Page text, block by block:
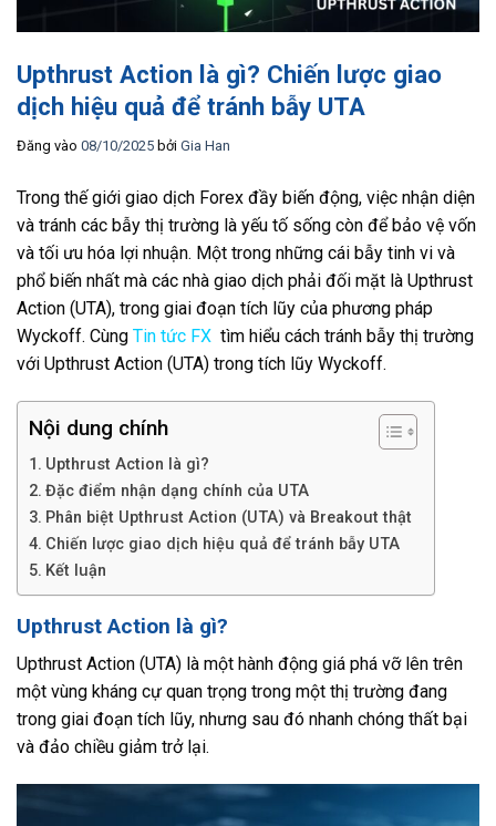
Upthrust Action là gì? Chiến lược giao
dịch hiệu quả để tránh bẫy UTA
Đăng vào 08/10/2025 bởi Gia Han
Trong thế giới giao dịch Forex đầy biến động, việc nhận diện
và tránh các bẫy thị trường là yếu tố sống còn để bảo vệ vốn
và tối ưu hóa lợi nhuận. Một trong những cái bẫy tinh vi và
phổ biến nhất mà các nhà giao dịch phải đối mặt là Upthrust
Action (UTA), trong giai đoạn tích lũy của phương pháp
Wyckoff. Cùng Tin tức FX tìm hiểu cách tránh bẫy thị trường
với Upthrust Action (UTA) trong tích lũy Wyckoff.
Nội dung chính
Upthrust Action là gì?
Đặc điểm nhận dạng chính của UTA
Phân biệt Upthrust Action (UTA) và Breakout thật
Chiến lược giao dịch hiệu quả để tránh bẫy UTA
Kết luận
Upthrust Action là gì?
Upthrust Action (UTA) là một hành động giá phá vỡ lên trên
một vùng kháng cự quan trọng trong một thị trường đang
trong giai đoạn tích lũy, nhưng sau đó nhanh chóng thất bại
và đảo chiều giảm trở lại.